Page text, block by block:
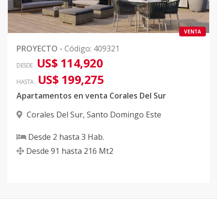
VENTA
PROYECTO - Código: 409321
DESDE US$ 114,920
HASTA US$ 199,275
Apartamentos en venta Corales Del Sur
Corales Del Sur, Santo Domingo Este
Desde 2 hasta 3 Hab.
Desde 91 hasta 216 Mt2